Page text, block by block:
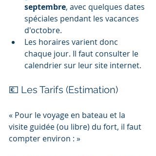
septembre, avec quelques dates
spéciales pendant les vacances
d'octobre.
Les horaires varient donc
chaque jour. Il faut consulter le
calendrier sur leur site internet.
💶 Les Tarifs (Estimation)
« Pour le voyage en bateau et la
visite guidée (ou libre) du fort, il faut
compter environ : »